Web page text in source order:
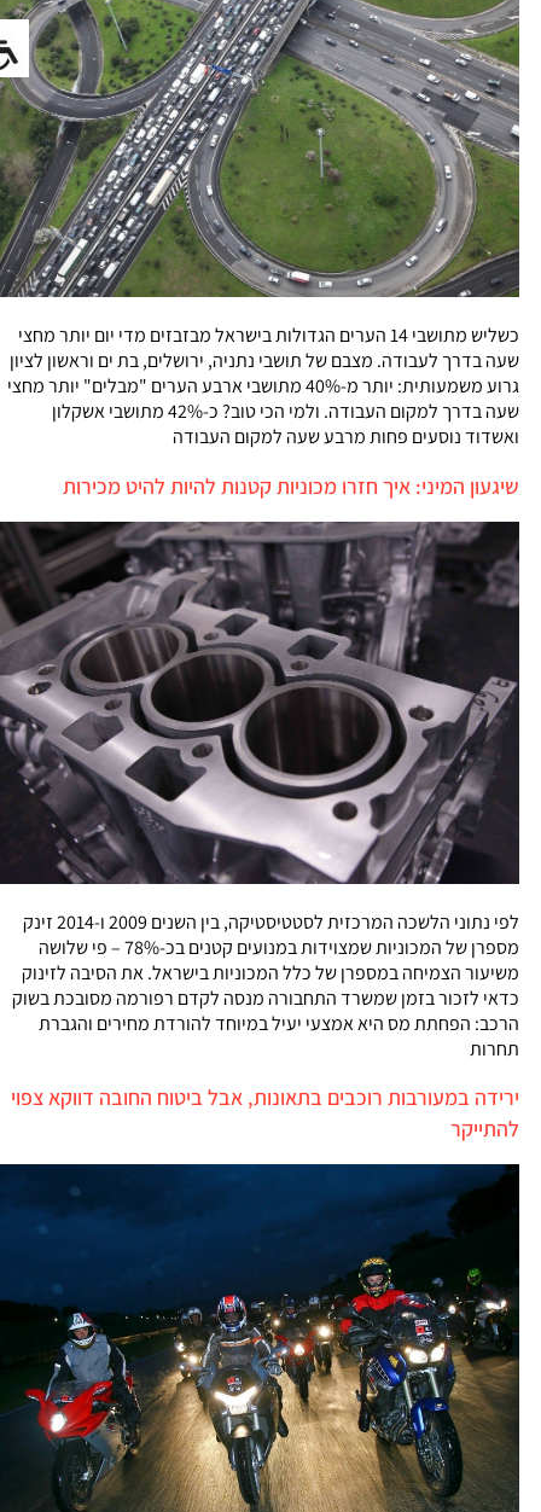
כשליש מתושבי 14 הערים הגדולות בישראל מבזבזים מדי יום יותר מחצי
שעה בדרך לעבודה. מצבם של תושבי נתניה, ירושלים, בת ים וראשון לציון
גרוע משמעותית: יותר מ-40% מתושבי ארבע הערים "מבלים" יותר מחצי
שעה בדרך למקום העבודה. ולמי הכי טוב? כ-42% מתושבי אשקלון
ואשדוד נוסעים פחות מרבע שעה למקום העבודה
שיגעון המיני: איך חזרו מכוניות קטנות להיות להיט מכירות
לפי נתוני הלשכה המרכזית לסטטיסטיקה, בין השנים 2009 ו-2014 זינק
מספרן של המכוניות שמצוידות במנועים קטנים בכ-78% – פי שלושה
משיעור הצמיחה במספרן של כלל המכוניות בישראל. את הסיבה לזינוק
כדאי לזכור בזמן שמשרד התחבורה מנסה לקדם רפורמה מסובכת בשוק
הרכב: הפחתת מס היא אמצעי יעיל במיוחד להורדת מחירים והגברת
תחרות
ירידה במעורבות רוכבים בתאונות, אבל ביטוח החובה דווקא צפוי
להתייקר